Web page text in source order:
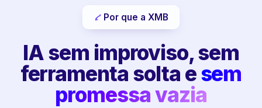
Por que a XMB
IA sem improviso, sem
ferramenta solta esem
promessa vazia